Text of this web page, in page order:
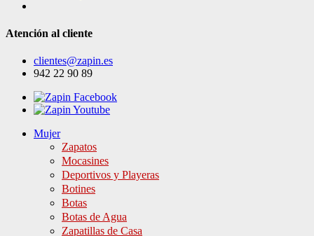
Atención al cliente
clientes@zapin.es
942 22 90 89
Mujer
Zapatos
Mocasines
Deportivos y Playeras
Botines
Botas
Botas de Agua
Zapatillas de Casa